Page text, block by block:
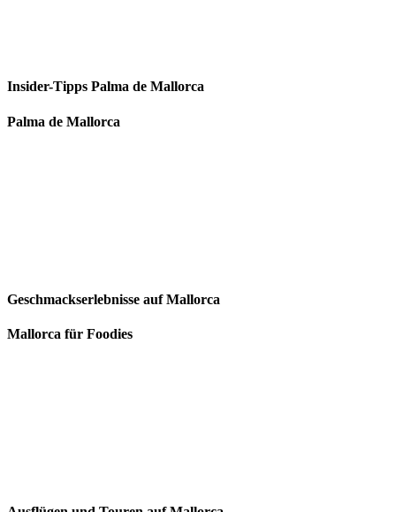
Insider-Tipps Palma de Mallorca
Palma de Mallorca
Geschmackserlebnisse auf Mallorca
Mallorca für Foodies